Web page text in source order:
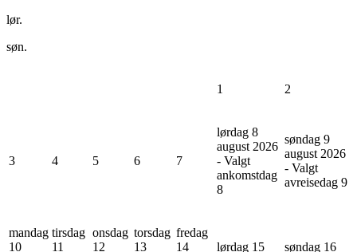
lør.
søn.
1 2
3 4 5 6 7
lørdag 8
august 2026
- Valgt
ankomstdag
8
søndag 9
august 2026
- Valgt
avreisedag 9
mandag
10
tirsdag
11
onsdag
12
torsdag
13
fredag
14
lørdag 15 søndag 16